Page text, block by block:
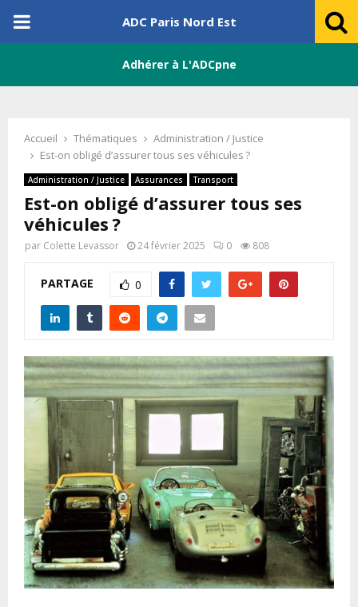
PRIMARY
ADC Paris Nord Est
Adhérer à L'ADCpne
Accueil Thématiques
Administration / Justice
Est-on obligé d’assurer tous ses véhicules ?
Administration / Justice Assurances Transport
Est-on obligé d’assurer tous ses
véhicules ?
par Colette Levassor 24 février 2025 0 808
PARTAGE 0